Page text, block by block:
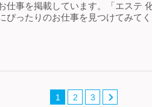
事を掲載しています。「エステ
ぴったりのお仕事を見つけてみて
1 2 3